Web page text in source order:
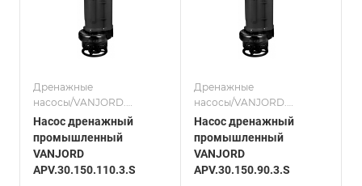
Дренажные
насосы/VANJORD.
Дренажные насосы из
нержавеющей стали со
взмучивающим
механизмом, серия
Насос дренажный
промышленный
VANJORD
APV.30.150.110.3.S
Дренажные
насосы/VANJORD.
Дренажные насосы из
нержавеющей стали со
взмучивающим
механизмом, серия
Насос дренажный
промышленный
VANJORD
APV.30.150.90.3.S